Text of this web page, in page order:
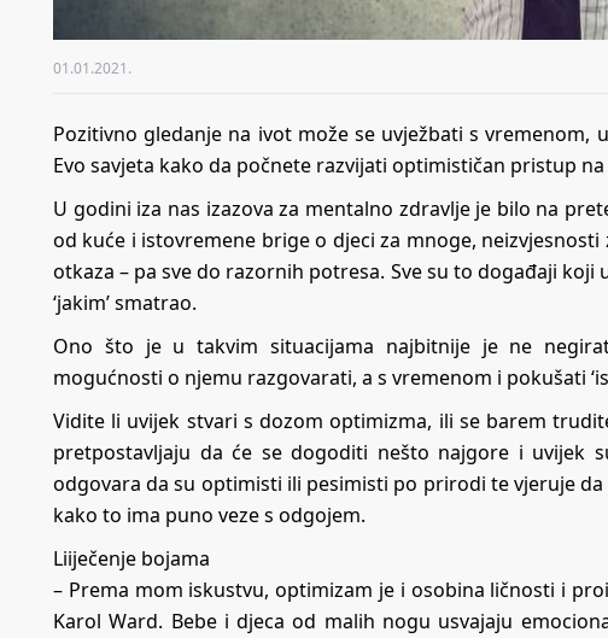
01.01.2021.
Pozitivno gledanje na ivot može se uvježbati s
Evo savjeta kako da počnete razvijati optimističan pristup
U godini iza nas izazova za mentalno zdravlje je bilo na
od kuće i istovremene brige o djeci za mnoge,
otkaza – pa sve do razornih potresa. Sve su to događaji
‘jakim’ smatrao.
Ono što je u takvim situacijama najbitnije je ne
mogućnosti o njemu razgovarati, a s vremenom i pokušati
Vidite li uvijek stvari s dozom optimizma, ili se barem
pretpostavljaju da će se dogoditi nešto najgore i uvijek
odgovara da su optimisti ili pesimisti po prirodi te vjeruje
kako to ima puno veze s odgojem.
Liiječenje bojama
– Prema mom iskustvu, optimizam je i osobina ličnosti i
Karol Ward. Bebe i djeca od malih nogu usvajaju